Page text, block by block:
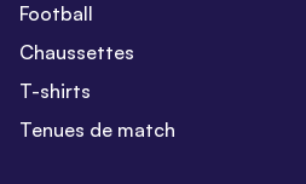
Football
Chaussettes
T-shirts
Tenues de match